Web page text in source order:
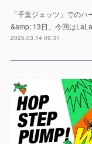
「千葉ジェッツ」での
&amp; 13日、今回は
2025.03.14 09:31